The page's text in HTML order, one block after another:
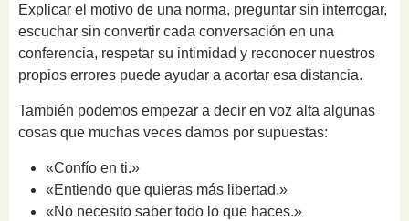
Explicar el motivo de una norma, preguntar sin interrogar,
escuchar sin convertir cada conversación en una
conferencia, respetar su intimidad y reconocer nuestros
propios errores puede ayudar a acortar esa distancia.
También podemos empezar a decir en voz alta algunas
cosas que muchas veces damos por supuestas:
«Confío en ti.»
«Entiendo que quieras más libertad.»
«No necesito saber todo lo que haces.»